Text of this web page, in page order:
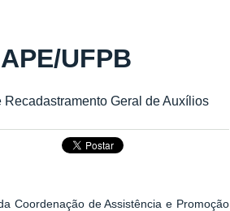
UFPB
Geral de Auxílios
Coordenação de Assistência e Promoção